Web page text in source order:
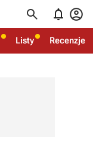
  
Listy Recenzje